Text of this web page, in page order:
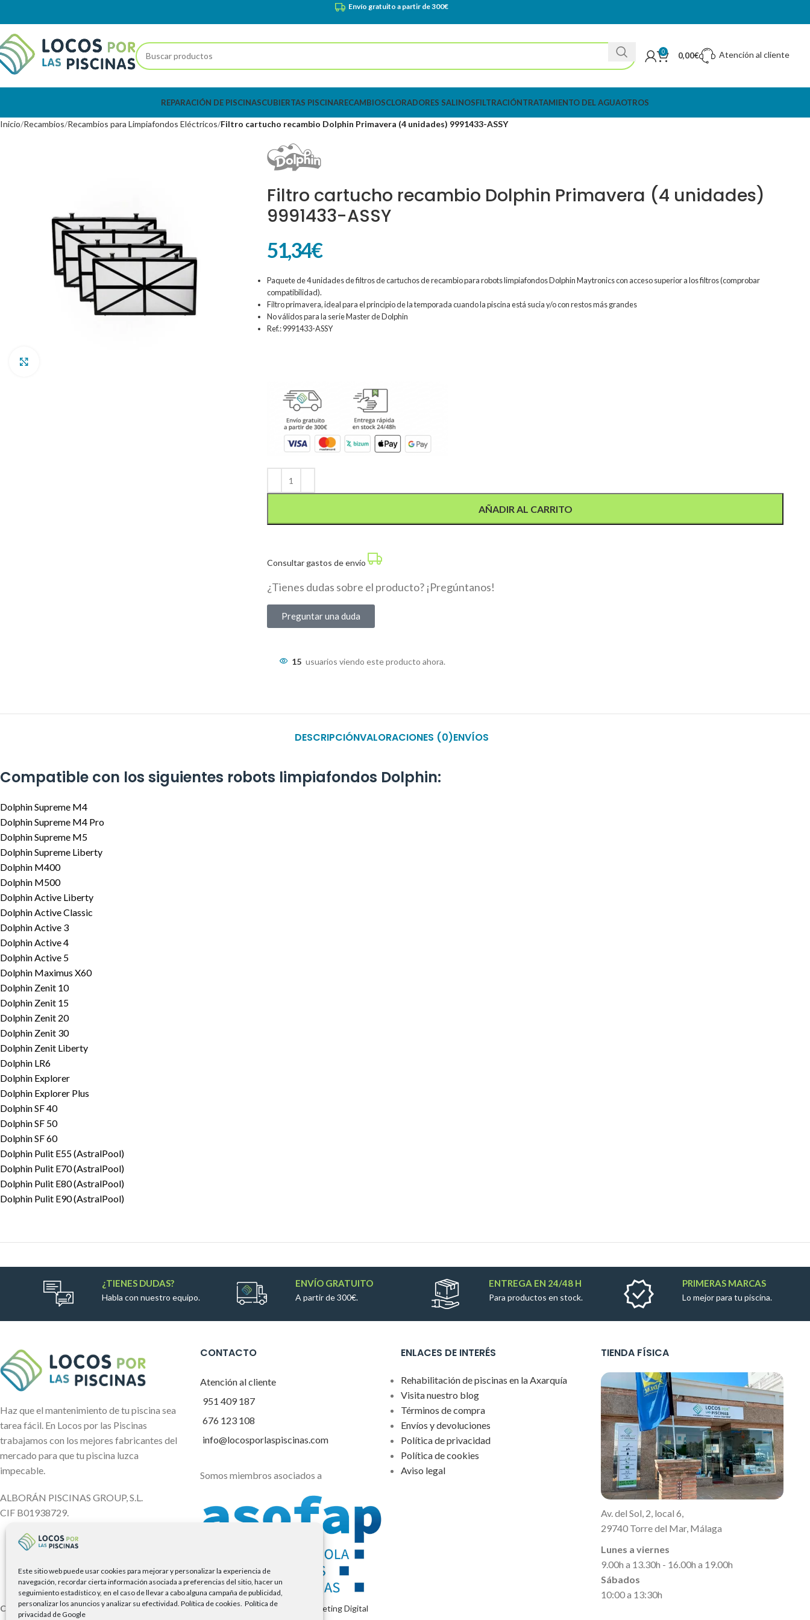
Este sitio web puede usar cookies para mejorar y personalizar la experiencia de
navegación, recordar cierta información asociada a preferencias del sitio, hacer un
seguimiento estadístico y, en el caso de llevar a cabo alguna campaña de publicidad,
personalizar los anuncios y analizar su efectividad. Política de cookies. Política de
privacidad de Google
Envío gratuito a partir de 300€
0 0,00€ Atención al cliente
REPARACIÓN DE PISCINASCUBIERTAS PISCINARECAMBIOSCLORADORES SALINOSFILTRACIÓNTRATAMIENTO DEL AGUAOTROS
Inicio Recambios Recambios para Limpiafondos Eléctricos Filtro cartucho recambio Dolphin Primavera (4 unidades) 9991433-ASSY
Filtro cartucho recambio Dolphin Primavera (4 unidades)
9991433-ASSY
51,34€
Paquete de 4 unidades de filtros de cartuchos de recambio para robots limpiafondos Dolphin Maytronics con acceso superior a los filtros (comprobar
compatibilidad).
Filtro primavera, ideal para el principio de la temporada cuando la piscina está sucia y/o con restos más grandes
No válidos para la serie Master de Dolphin
Ref.: 9991433-ASSY
AÑADIR AL CARRITO
Consultar gastos de envío
¿Tienes dudas sobre el producto? ¡Pregúntanos!
Preguntar una duda
15 usuarios viendo este producto ahora.
DESCRIPCIÓNVALORACIONES (0)ENVÍOS
Compatible con los siguientes robots limpiafondos Dolphin:
Dolphin Supreme M4
Dolphin Supreme M4 Pro
Dolphin Supreme M5
Dolphin Supreme Liberty
Dolphin M400
Dolphin M500
Dolphin Active Liberty
Dolphin Active Classic
Dolphin Active 3
Dolphin Active 4
Dolphin Active 5
Dolphin Maximus X60
Dolphin Zenit 10
Dolphin Zenit 15
Dolphin Zenit 20
Dolphin Zenit 30
Dolphin Zenit Liberty
Dolphin LR6
Dolphin Explorer
Dolphin Explorer Plus
Dolphin SF 40
Dolphin SF 50
Dolphin SF 60
Dolphin Pulit E55 (AstralPool)
Dolphin Pulit E70 (AstralPool)
Dolphin Pulit E80 (AstralPool)
Dolphin Pulit E90 (AstralPool)
¿TIENES DUDAS?
Habla con nuestro equipo.
ENVÍO GRATUITO
A partir de 300€.
ENTREGA EN 24/48 H
Para productos en stock.
PRIMERAS MARCAS
Lo mejor para tu piscina.
Haz que el mantenimiento de tu piscina sea
tarea fácil. En Locos por las Piscinas
trabajamos con los mejores fabricantes del
mercado para que tu piscina luzca
impecable.
ALBORÁN PISCINAS GROUP, S.L.
CIF B01938729.
CONTACTO
Atención al cliente
951 409 187
676 123 108
info@locosporlaspiscinas.com
Somos miembros asociados a
ENLACES DE INTERÉS
Rehabilitación de piscinas en la Axarquía
Visita nuestro blog
Términos de compra
Envíos y devoluciones
Política de privacidad
Política de cookies
Aviso legal
TIENDA FÍSICA
Av. del Sol, 2, local 6,
29740 Torre del Mar, Málaga
Lunes a viernes
9.00h a 13.30h - 16.00h a 19.00h
Sábados
10:00 a 13:30h
Copyright Locos por las piscinas | Todos los derechos reservados |Agencia de Marketing Digital